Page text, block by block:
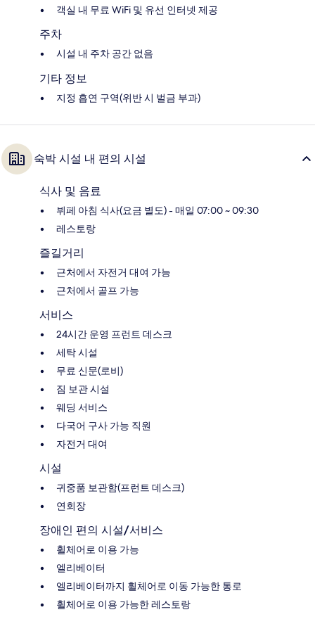
객실 내 무료 WiFi 및 유선 인터넷 제공
주차
시설 내 주차 공간 없음
기타 정보
지정 흡연 구역(위반 시 벌금 부과)
숙박 시설 내 편의 시설
식사 및 음료
뷔페 아침 식사(요금 별도) - 매일 07:00 ~ 09:30
레스토랑
즐길거리
근처에서 자전거 대여 가능
근처에서 골프 가능
서비스
24시간 운영 프런트 데스크
세탁 시설
무료 신문(로비)
짐 보관 시설
웨딩 서비스
다국어 구사 가능 직원
자전거 대여
시설
귀중품 보관함(프런트 데스크)
연회장
장애인 편의 시설/서비스
휠체어로 이용 가능
엘리베이터
엘리베이터까지 휠체어로 이동 가능한 통로
휠체어로 이용 가능한 레스토랑